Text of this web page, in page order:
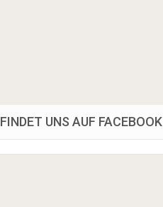
FINDET UNS AUF FACEBOOK